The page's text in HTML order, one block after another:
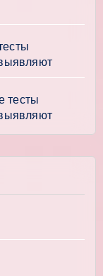
тесты